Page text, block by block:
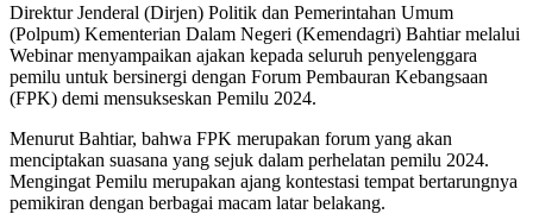
Direktur Jenderal (Dirjen) Politik dan Pemerintahan Umum
(Polpum) Kementerian Dalam Negeri (Kemendagri) Bahtiar melalui
Webinar menyampaikan ajakan kepada seluruh penyelenggara
pemilu untuk bersinergi dengan Forum Pembauran Kebangsaan
(FPK) demi mensukseskan Pemilu 2024.
Menurut Bahtiar, bahwa FPK merupakan forum yang akan
menciptakan suasana yang sejuk dalam perhelatan pemilu 2024.
Mengingat Pemilu merupakan ajang kontestasi tempat bertarungnya
pemikiran dengan berbagai macam latar belakang.